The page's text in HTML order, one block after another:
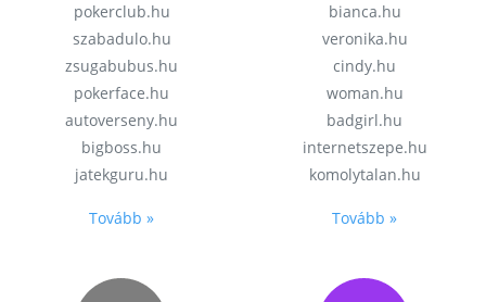
pokerclub.hu
szabadulo.hu
zsugabubus.hu
pokerface.hu
autoverseny.hu
bigboss.hu
jatekguru.hu
Tovább »
bianca.hu
veronika.hu
cindy.hu
woman.hu
badgirl.hu
internetszepe.hu
komolytalan.hu
Tovább »